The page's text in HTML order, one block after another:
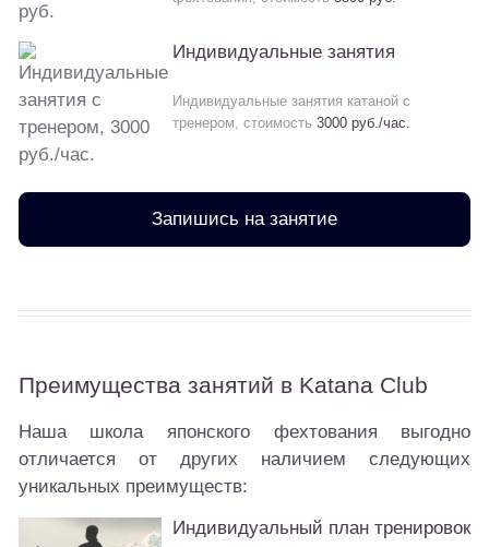
Индивидуальные занятия
Индивидуальные занятия катаной с
тренером, стоимость3000 руб./час.
Запишись на занятие
Преимущества занятий в Katana Club
Наша школа японского фехтования выгодно
отличается от других наличием следующих
уникальных преимуществ:
Индивидуальный план тренировок